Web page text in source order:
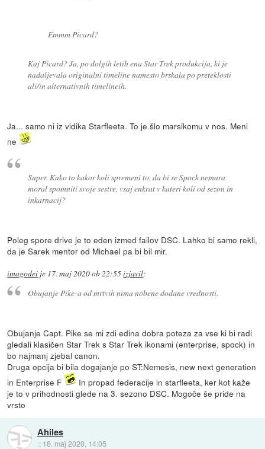
Emmm Picard?
Kaj Picard? Ja, po dolgih letih ena Star Trek produkcija, ki je
nadaljevala originalni timeline namesto brskala po preteklosti
ali/in alternativnih timelineih.
Ja... samo ni iz vidika Starfleeta. To je šlo marsikomu v nos. Meni
ne
Super. Kako to kakor koli spremeni to, da bi se Spock nemara
moral spomniti svoje sestre, vsaj enkrat v kateri koli od sezon in
inkarnacij?
Poleg spore drive je to eden izmed failov DSC. Lahko bi samo rekli,
da je Sarek mentor od Michael pa bi bil mir.
imagodei je 17. maj 2020 ob 22:55izjavil:
Obujanje Pike-a od mrtvih nima nobene dodane vrednosti.
Obujanje Capt. Pike se mi zdi edina dobra poteza za vse ki bi radi
gledali klasičen Star Trek s Star Trek ikonami (enterprise, spock) in
bo najmanj zjebal canon.
Druga opcija bi bila dogajanje po ST:Nemesis, new next generation
in Enterprise F
In propad federacije in starfleeta, ker kot kaže
je to v prihodnosti glede na 3. sezono DSC. Mogoče še pride na
vrsto
Ahiles
:: 18. maj 2020, 14:05